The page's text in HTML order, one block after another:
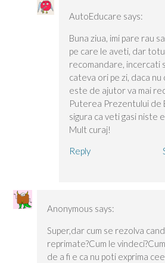
AutoEducare says:
Buna ziua, imi pare rau
pe care le aveti, dar
recomandare, incercati
cateva ori pe zi, daca
este de ajutor va mai
Puterea Prezentului de
sigura ca veti gasi niste
Mult curaj!
Reply
Anonymous says:
Super,dar cum se rezolva
reprimate?Cum le
de a fi e ca nu poti exprima